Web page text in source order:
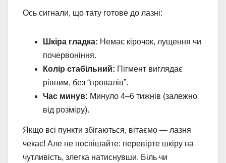
Ось сигнали, що тату готове до лазні:
Шкіра гладка: Немає кірочок, лущення чи
почервоніння.
Колір стабільний: Пігмент виглядає
рівним, без “провалів”.
Час минув: Минуло 4–6 тижнів (залежно
від розміру).
Якщо всі пункти збігаються, вітаємо — лазня
чекає! Але не поспішайте: перевірте шкіру на
чутливість, злегка натиснувши. Біль чи